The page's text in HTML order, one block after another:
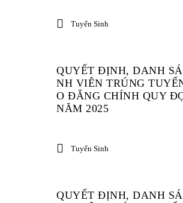
Tuyển Sinh
QUYẾT ĐỊNH, DANH
NH VIÊN TRÚNG
O ĐẲNG CHÍNH QUY
NĂM 2025
Tuyển Sinh
QUYẾT ĐỊNH, DANH